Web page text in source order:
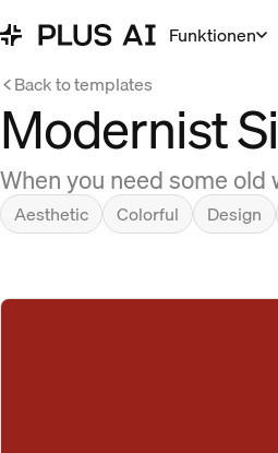
Funktionen
Back to templates
Modernist
When you need some
Aesthetic Colorful Design